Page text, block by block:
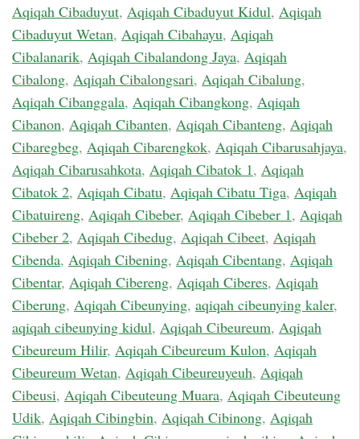
Aqiqah Cibaduyut, Aqiqah Cibaduyut Kidul, Aqiqah
Cibaduyut Wetan, Aqiqah Cibahayu, Aqiqah
Cibalanarik, Aqiqah Cibalandong Jaya, Aqiqah
Cibalong, Aqiqah Cibalongsari, Aqiqah Cibalung,
Aqiqah Cibanggala, Aqiqah Cibangkong, Aqiqah
Cibanon, Aqiqah Cibanten, Aqiqah Cibanteng, Aqiqah
Cibaregbeg, Aqiqah Cibarengkok, Aqiqah Cibarusahjaya,
Aqiqah Cibarusahkota, Aqiqah Cibatok 1, Aqiqah
Cibatok 2, Aqiqah Cibatu, Aqiqah Cibatu Tiga, Aqiqah
Cibatuireng, Aqiqah Cibeber, Aqiqah Cibeber 1, Aqiqah
Cibeber 2, Aqiqah Cibedug, Aqiqah Cibeet, Aqiqah
Cibenda, Aqiqah Cibening, Aqiqah Cibentang, Aqiqah
Cibentar, Aqiqah Cibereng, Aqiqah Ciberes, Aqiqah
Ciberung, Aqiqah Cibeunying, aqiqah cibeunying kaler,
aqiqah cibeunying kidul, Aqiqah Cibeureum, Aqiqah
Cibeureum Hilir, Aqiqah Cibeureum Kulon, Aqiqah
Cibeureum Wetan, Aqiqah Cibeureuyeuh, Aqiqah
Cibeusi, Aqiqah Cibeuteung Muara, Aqiqah Cibeuteung
Udik, Aqiqah Cibingbin, Aqiqah Cibinong, Aqiqah